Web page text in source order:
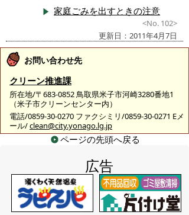
家庭ごみを出すときの注意
<No. 102>
更新日：2011年4月7日
お問い合わせ先
クリーン推進課
所在地/〒683-0852 鳥取県米子市河崎3280番地1
（米子市クリーンセンター内）
電話/0859-30-0270 ファクシミリ/0859-30-0271 Eメ
ール/clean@city.yonago.lg.jp
ページの先頭へ戻る
広告